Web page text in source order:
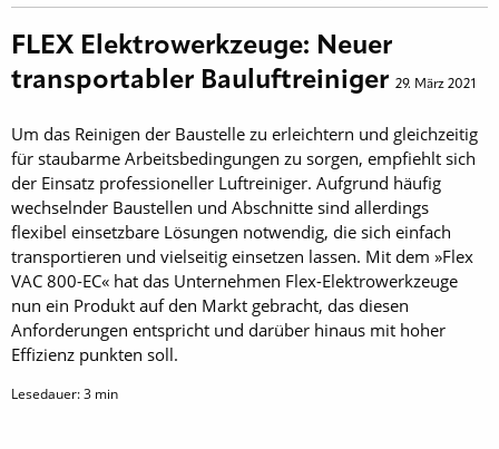
FLEX Elektrowerkzeuge: Neuer
transportabler Bauluftreiniger 29. März 2021
Um das Reinigen der Baustelle zu erleichtern und gleichzeitig
für staubarme Arbeitsbedingungen zu sorgen, empfiehlt sich
der Einsatz professioneller Luftreiniger. Aufgrund häufig
wechselnder Baustellen und Abschnitte sind allerdings
flexibel einsetzbare Lösungen notwendig, die sich einfach
transportieren und vielseitig einsetzen lassen. Mit dem »Flex
VAC 800-EC« hat das Unternehmen Flex-Elektrowerkzeuge
nun ein Produkt auf den Markt gebracht, das diesen
Anforderungen entspricht und darüber hinaus mit hoher
Effizienz punkten soll.
Lesedauer:3 min